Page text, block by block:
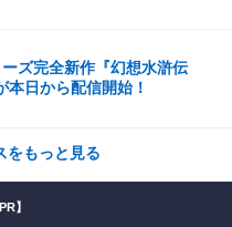
ズ完全新作『幻想水滸伝
本日から配信開始！
をもっと見る
】